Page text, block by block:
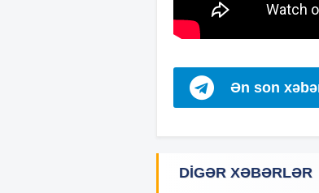
Ən son
DIGƏR XƏBƏRLƏR